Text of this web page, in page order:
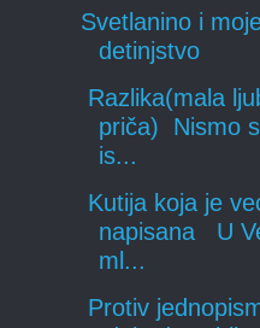
Svetlanino i
detinjstvo
Razlika(mala
priča) Nismo
is...
Kutija koja je
napisana U
ml...
Protiv